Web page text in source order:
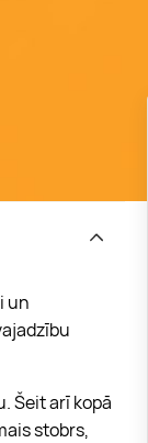
un
Šeit arī kopā
stobrs,